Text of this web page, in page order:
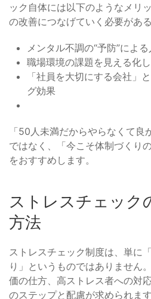
ック自体には以下のようなメリ
の改善につなげていく必要がある
メンタル不調の“予防”によ
職場環境の課題を見える化
「社員を大切にする会社」
グ効果
「50人未満だからやらなくて
ではなく、「今こそ体制づくり
をおすすめします。
ストレスチェック
方法
ストレスチェック制度は、単に
り」というものではありません
価の仕方、高ストレス者への対
のステップと配慮が求められます